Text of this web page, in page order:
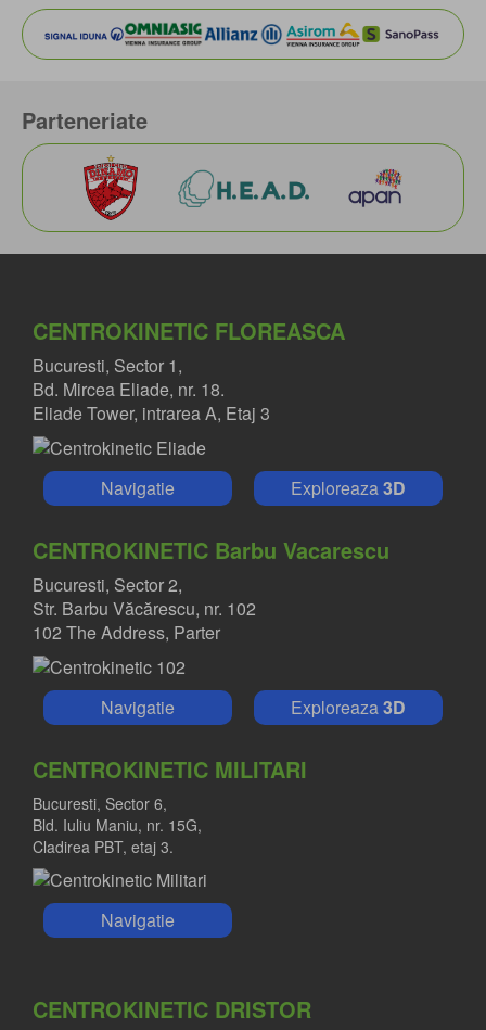
Parteneriate
CENTROKINETIC FLOREASCA
Bucuresti, Sector 1,
Bd. Mircea Eliade, nr. 18.
Eliade Tower, intrarea A, Etaj 3
Navigatie Exploreaza3D
CENTROKINETIC Barbu Vacarescu
Bucuresti, Sector 2,
Str. Barbu Văcărescu, nr. 102
102 The Address, Parter
Navigatie Exploreaza3D
CENTROKINETIC MILITARI
Bucuresti, Sector 6,
Bld. Iuliu Maniu, nr. 15G,
Cladirea PBT, etaj 3.
Navigatie
CENTROKINETIC DRISTOR